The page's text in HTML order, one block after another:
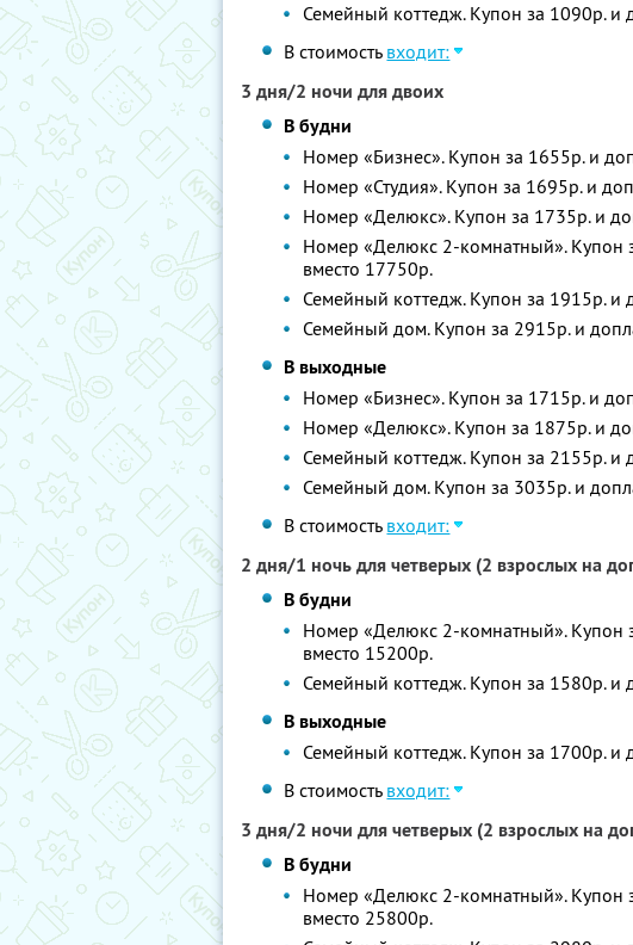
Семейный коттедж. Купон за 1090р. и
В стоимость входит:
3 дня/2 ночи для двоих
В будни
Номер «Бизнес». Купон за 1655р. и
Номер «Студия». Купон за 1695р. и
Номер «Делюкс». Купон за 1735р. и
Номер «Делюкс 2-комнатный». Купон
вместо 17750р.
Семейный коттедж. Купон за 1915р. и
Семейный дом. Купон за 2915р. и
В выходные
Номер «Бизнес». Купон за 1715р. и
Номер «Делюкс». Купон за 1875р. и
Семейный коттедж. Купон за 2155р. и
Семейный дом. Купон за 3035р. и
В стоимость входит:
2 дня/1 ночь для четверых (2 взрослых на
В будни
Номер «Делюкс 2-комнатный». Купон
вместо 15200р.
Семейный коттедж. Купон за 1580р. и
В выходные
Семейный коттедж. Купон за 1700р. и
В стоимость входит:
3 дня/2 ночи для четверых (2 взрослых на
В будни
Номер «Делюкс 2-комнатный». Купон
вместо 25800р.